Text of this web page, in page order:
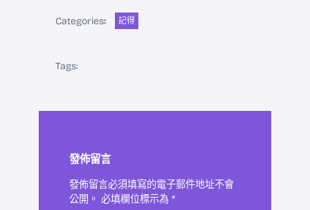
Categories: 記得
Tags:
發佈留言
發佈留言必須填寫的電子郵件地址不會
公開。 必填欄位標示為 *